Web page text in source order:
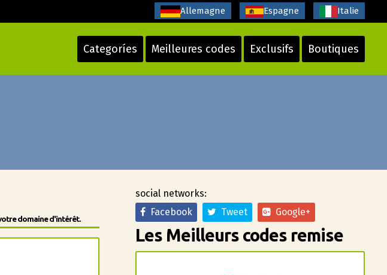
Categoríes Meilleures codes Exclusifs Boutiques
Allemagne Espagne Italie
domaine d'intérêt.
social networks:
Facebook
Tweet Google+
Les Meilleurs codes remise